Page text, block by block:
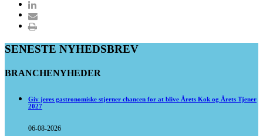
SENESTE NYHEDSBREV
BRANCHENYHEDER
Giv jeres gastronomiske stjerner chancen for at blive Årets Kok og Årets Tjener
2027
06-08-2026